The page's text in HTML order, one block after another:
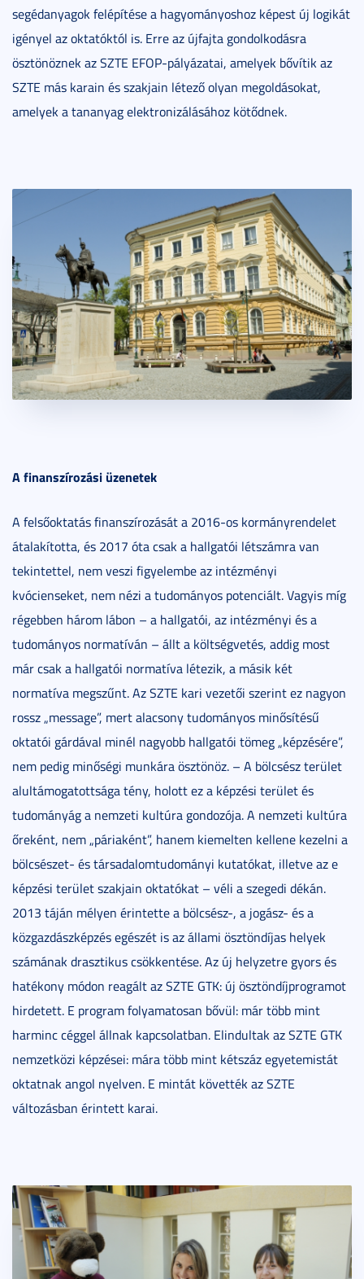
segédanyagok felépítése a hagyományoshoz képest új logikát
igényel az oktatóktól is. Erre az újfajta gondolkodásra
ösztönöznek az SZTE EFOP-pályázatai, amelyek bővítik az
SZTE más karain és szakjain létező olyan megoldásokat,
amelyek a tananyag elektronizálásához kötődnek.
A finanszírozási üzenetek
A felsőoktatás finanszírozását a 2016-os kormányrendelet
átalakította, és 2017 óta csak a hallgatói létszámra van
tekintettel, nem veszi figyelembe az intézményi
kvócienseket, nem nézi a tudományos potenciált. Vagyis míg
régebben három lábon – a hallgatói, az intézményi és a
tudományos normatíván – állt a költségvetés, addig most
már csak a hallgatói normatíva létezik, a másik két
normatíva megszűnt. Az SZTE kari vezetői szerint ez nagyon
rossz „message”, mert alacsony tudományos minősítésű
oktatói gárdával minél nagyobb hallgatói tömeg „képzésére”,
nem pedig minőségi munkára ösztönöz. – A bölcsész terület
alultámogatottsága tény, holott ez a képzési terület és
tudományág a nemzeti kultúra gondozója. A nemzeti kultúra
őreként, nem „páriaként”, hanem kiemelten kellene kezelni a
bölcsészet- és társadalomtudományi kutatókat, illetve az e
képzési terület szakjain oktatókat – véli a szegedi dékán.
2013 táján mélyen érintette a bölcsész-, a jogász- és a
közgazdászképzés egészét is az állami ösztöndíjas helyek
számának drasztikus csökkentése. Az új helyzetre gyors és
hatékony módon reagált az SZTE GTK: új ösztöndíjprogramot
hirdetett. E program folyamatosan bővül: már több mint
harminc céggel állnak kapcsolatban. Elindultak az SZTE GTK
nemzetközi képzései: mára több mint kétszáz egyetemistát
oktatnak angol nyelven. E mintát követték az SZTE
változásban érintett karai.